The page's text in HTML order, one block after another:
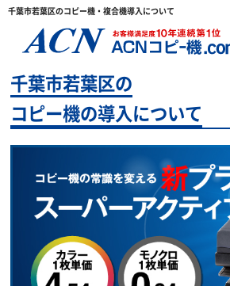
千葉市若葉区のコピー機・複合機導入について
プランのご紹介
保守サービス
コピー機あれこれ
コピー機に関すること
よくあるご質問
独立・開業支援プラン
千葉市若葉区の
コピー機の導入について